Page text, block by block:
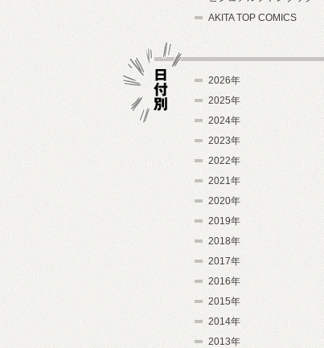
AKITA TOP COMICS
2026年
2025年
2024年
2023年
2022年
2021年
2020年
2019年
2018年
2017年
2016年
2015年
2014年
2013年